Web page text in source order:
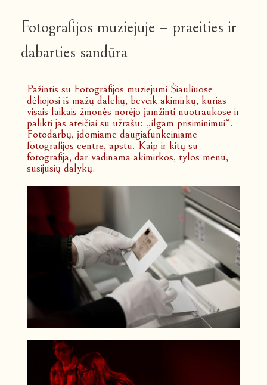
Fotografijos muziejuje – praeities ir
dabarties sandūra
Pažintis su Fotografijos muziejumi Šiauliuose
dėliojosi iš mažų dalelių, beveik akimirkų, kurias
visais laikais žmonės norėjo įamžinti nuotraukose ir
palikti jas ateičiai su užrašu: „ilgam prisiminimui“.
Fotodarbų, įdomiame daugiafunkciniame
fotografijos centre, apstu. Kaip ir kitų su
fotografija, dar vadinama akimirkos, tylos menu,
susijusių dalykų.